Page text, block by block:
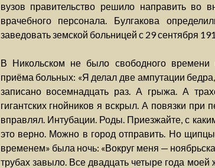
вузов правительство решило направить во
врачебного персонала. Булгакова
заведовать земской больницей с 29 сентября
В Никольском не было свободного времени
приёма больных: «Я делал две ампутации
записано восемнадцать раз. А грыжа. А
гигантских гнойников я вскрыл. А повязки
вправлял. Интубации. Роды. Приезжайте, с
это верно. Можно в город отправить. Но
временем» была ночь: «Вокруг меня —
трубах завыло. Все двадцать четыре года